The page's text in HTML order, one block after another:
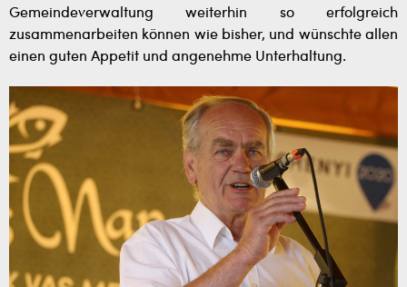
Gemeindeverwaltung weiterhin so erfolgreich
zusammenarbeiten können wie bisher, und wünschte allen
einen guten Appetit und angenehme Unterhaltung.